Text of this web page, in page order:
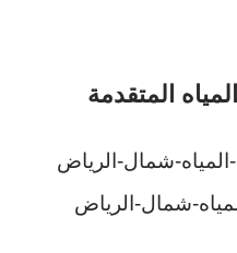
المتقدمة
شمال-الرياض